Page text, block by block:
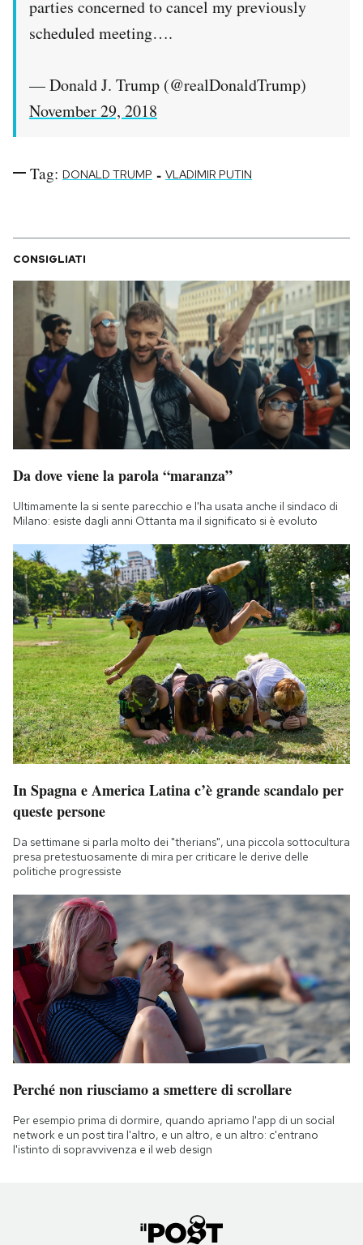
parties concerned to cancel my previously
scheduled meeting….
— Donald J. Trump (@realDonaldTrump)
November 29, 2018
Tag: DONALD TRUMP - VLADIMIR PUTIN
CONSIGLIATI
Da dove viene la parola “maranza”
Ultimamente la si sente parecchio e l'ha usata anche il sindaco di
Milano: esiste dagli anni Ottanta ma il significato si è evoluto
In Spagna e America Latina c’è grande scandalo per
queste persone
Da settimane si parla molto dei "therians", una piccola sottocultura
presa pretestuosamente di mira per criticare le derive delle
politiche progressiste
Perché non riusciamo a smettere di scrollare
Per esempio prima di dormire, quando apriamo l'app di un social
network e un post tira l'altro, e un altro, e un altro: c'entrano
l'istinto di sopravvivenza e il web design